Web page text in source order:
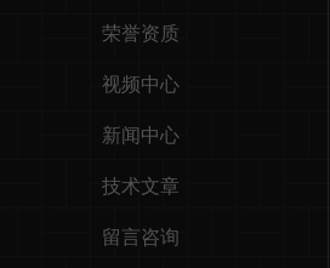
荣誉资质
视频中心
新闻中心
技术文章
留言咨询